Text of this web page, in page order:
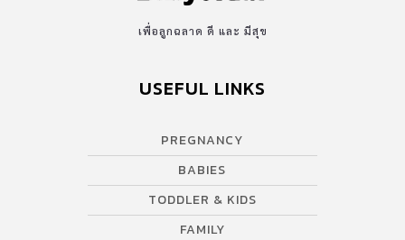
เพื่อลูกฉลาด ดี และ มีสุข
USEFUL LINKS
PREGNANCY
BABIES
TODDLER & KIDS
FAMILY